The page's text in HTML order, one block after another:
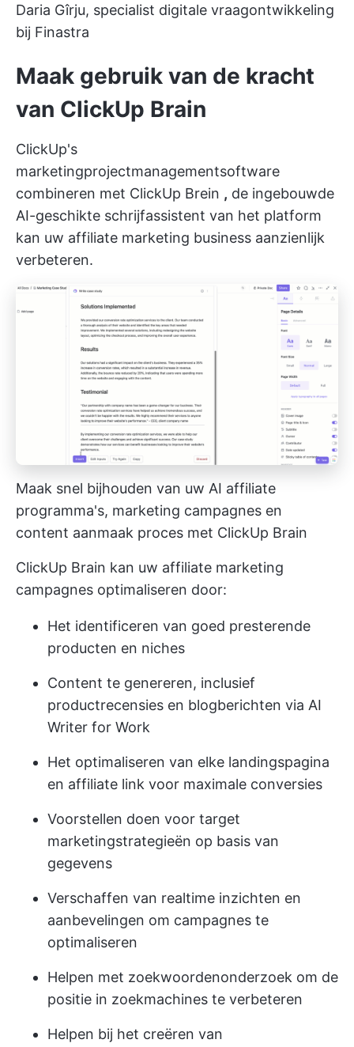
Daria Gîrju, specialist digitale vraagontwikkeling
bij Finastra
Maak gebruik van de kracht
van ClickUp Brain
ClickUp's
marketingprojectmanagementsoftware
combineren met ClickUp Brein , de ingebouwde
AI-geschikte schrijfassistent van het platform
kan uw affiliate marketing business aanzienlijk
verbeteren.
Maak snel bijhouden van uw AI affiliate
programma's, marketing campagnes en
content aanmaak proces met ClickUp Brain
ClickUp Brain kan uw affiliate marketing
campagnes optimaliseren door:
Het identificeren van goed presterende
producten en niches
Content te genereren, inclusief
productrecensies en blogberichten via AI
Writer for Work
Het optimaliseren van elke landingspagina
en affiliate link voor maximale conversies
Voorstellen doen voor target
marketingstrategieën op basis van
gegevens
Verschaffen van realtime inzichten en
aanbevelingen om campagnes te
optimaliseren
Helpen met zoekwoordenonderzoek om de
positie in zoekmachines te verbeteren
Helpen bij het creëren van